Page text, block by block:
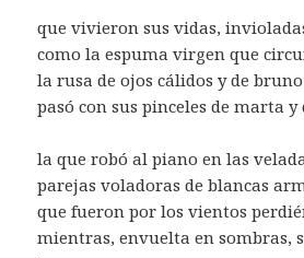
que vivieron sus vidas,
como la espuma virgen que
la rusa de ojos cálidos y de
pasó con sus pinceles de marta y
la que robó al piano en las
parejas voladoras de blancas
que fueron por los vientos
mientras, envuelta en sombras,